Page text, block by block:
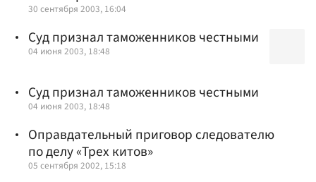
30 сентября 2003, 16:04
Суд признал таможенников честными
04 июня 2003, 18:48
Суд признал таможенников честными
04 июня 2003, 18:48
Оправдательный приговор следователю
по делу «Трех китов»
05 сентября 2002, 15:18